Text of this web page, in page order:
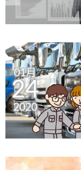
01月
24
2020